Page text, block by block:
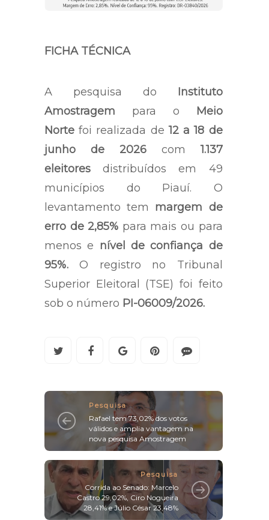
FICHA TÉCNICA
A pesquisa do
Instituto
Amostragem para o
Meio
Norte foi realizada de12 a 18 de
junho de 2026com1.137
eleitores distribuídos em 49
municípios do Piauí. O
levantamento tem margem de
erro de 2,85% para mais ou para
menos e nível de confiança de
95%. O registro no Tribunal
Superior Eleitoral (TSE) foi feito
sob o número PI-06009/2026.
Pesquisa
Rafael tem 73,02% dos votos
válidos e amplia vantagem na
nova pesquisa Amostragem
Pesquisa
Corrida ao Senado: Marcelo
Castro 29,02%, Ciro Nogueira
28,41% e Júlio César 23,48%